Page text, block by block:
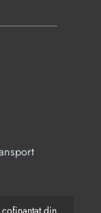
cofinanțat din